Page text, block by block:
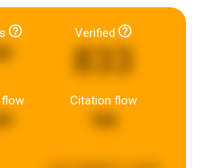
Verified
833
Citation flow
766